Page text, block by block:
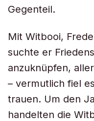
Gegenteil.
Mit Witbooi,
suchte er
anzuknüpfen,
– vermutlich fiel
trauen. Um den
handelten die